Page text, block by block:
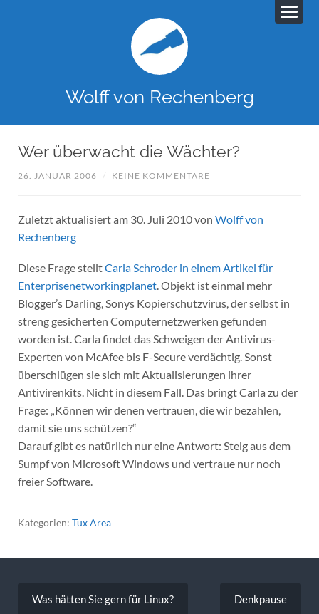
Wolff von Rechenberg
Wer überwacht die Wächter?
26. JANUAR 2006 / KEINE KOMMENTARE
Zuletzt aktualisiert am 30. Juli 2010 von Wolff von
Rechenberg
Diese Frage stelltCarla Schroder in einem Artikel für
Enterprisenetworkingplanet. Objekt ist einmal mehr
Blogger’s Darling, Sonys Kopierschutzvirus, der selbst in
streng gesicherten Computernetzwerken gefunden
worden ist. Carla findet das Schweigen der Antivirus-
Experten von McAfee bis F-Secure verdächtig. Sonst
überschlügen sie sich mit Aktualisierungen ihrer
Antivirenkits. Nicht in diesem Fall. Das bringt Carla zu der
Frage: „Können wir denen vertrauen, die wir bezahlen,
damit sie uns schützen?“
Darauf gibt es natürlich nur eine Antwort: Steig aus dem
Sumpf von Microsoft Windows und vertraue nur noch
freier Software.
Kategorien: Tux Area
Was hätten Sie gern für Linux? Denkpause